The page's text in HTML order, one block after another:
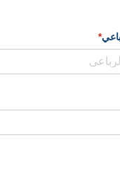
*
(required)